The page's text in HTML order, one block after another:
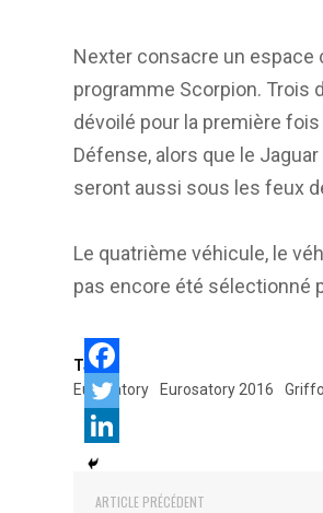
Nexter consacre un espace
programme Scorpion. Trois
dévoilé pour la première
Défense, alors que le
seront aussi sous les feux
Le quatrième véhicule, le
pas encore été sélectionné
Tags:
Eurosatory
Eurosatory 2016
ARTICLE PRÉCÉDENT